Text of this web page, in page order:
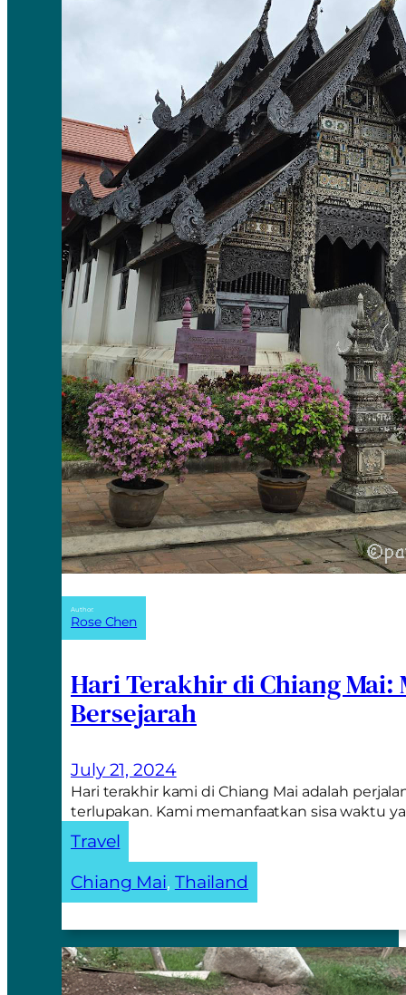
Author:
Rose Chen
Hari Terakhir di Chiang Mai:
Bersejarah
July 21, 2024
Hari terakhir kami di Chiang Mai adalah
terlupakan. Kami memanfaatkan sisa waktu
Travel
Chiang Mai, Thailand